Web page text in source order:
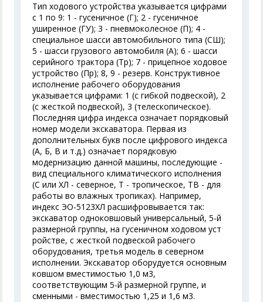
Тип ходового устройства указывается цифрами
с 1 по 9: 1 - гусеничное (Г); 2 - гусеничное
уширенное (ГУ); 3 - пневмоколесное (П); 4 -
специальное шасси автомобильного типа (СШ);
5 - шасси грузового автомобиля (А); 6 - шасси
серийного трактора (Тр); 7 - прицепное ходовое
устройство (Пр); 8, 9 - резерв. Конструктивное
исполнение рабочего оборудования
указывается цифрами: 1 (с гибкой подвеской), 2
(с жесткой подвеской), 3 (телескопическое).
Последняя цифра индекса означает порядковый
номер модели экскаватора. Первая из
дополнительных букв после цифрового индекса
(А, Б, В и т.д.) означает порядковую
модернизацию данной машины, последующие -
вид специального климатического исполнения
(С или ХЛ - северное, Т - тропическое, ТВ - для
работы во влажных тропиках). Например,
индекс ЭО-5123ХЛ расшифровывается так:
экскаватор одноковшовый универсальный, 5-й
размерной группы, на гусеничном ходовом уст
ройстве, с жесткой подвеской рабочего
оборудования, третья модель в северном
исполнении. Экскаватор оборудуется основным
ковшом вместимостью 1,0 м3,
соответствующим 5-й размерной группе, и
сменными - вместимостью 1,25 и 1,6 м3.